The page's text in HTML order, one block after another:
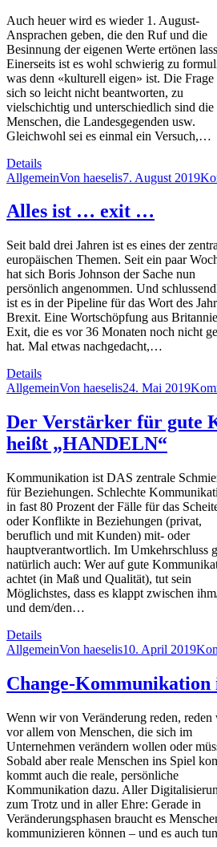
Auch heuer wird es wieder 1. August-
Ansprachen geben, die den Ruf und die
Besinnung der eigenen Werte ertönen
Einerseits ist es wohl schwierig zu
was denn «kulturell eigen» ist. Die Frage
sich so leicht nicht beantworten, zu
vielschichtig und unterschiedlich sind die
Menschen, die Landesgegenden usw.
Gleichwohl sei es einmal ein Versuch,…
Details
AllgemeinVon haeselis7. August 2019
Alles ist … exit …
Seit bald drei Jahren ist es eines der
europäischen Themen. Seit ein paar
hat sich Boris Johnson der Sache nun
persönlich angenommen. Und
ist es in der Pipeline für das Wort des
Brexit. Eine Wortschöpfung aus
Exit, die es vor 36 Monaten noch nicht
hat. Mal etwas nachgedacht,…
Details
AllgemeinVon haeselis24. Mai 2019
Der Verstärker für gute
heißt „HANDELN“
Kommunikation ist DAS zentrale
für Beziehungen. Schlechte
in fast 80 Prozent der Fälle für das
oder Konflikte in Beziehungen (privat,
beruflich und mit Kunden) mit- oder
hauptverantwortlich. Im Umkehrschluss
natürlich auch: Wer auf gute
achtet (in Maß und Qualität), tut sein
Möglichstes, dass es klappt zwischen
und dem/den…
Details
AllgemeinVon haeselis10. April 2019
Change-Kommunikation
Wenn wir von Veränderung reden, reden
vor allem von Menschen, die sich im
Unternehmen verändern wollen oder
Sobald aber reale Menschen ins Spiel
kommt auch die reale, persönliche
Kommunikation dazu. Aller
zum Trotz und in aller Ehre: Gerade in
Veränderungsphasen braucht es
kommunizieren können – und es auch